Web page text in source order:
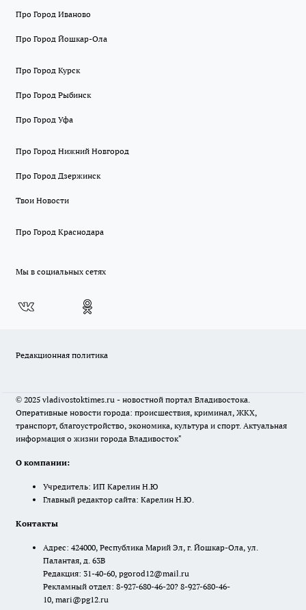
Про Город Иваново
Про Город Йошкар-Ола
Про Город Курск
Про Город Рыбинск
Про Город Уфа
Про Город Нижний Новгород
Про Город Дзержинск
Твои Новости
Про Город Краснодара
Мы в социальных сетях
Редакционная политика
© 2025 vladivostoktimes.ru - новостной портал Владивостока.
Оперативные новости города: происшествия, криминал, ЖКХ,
транспорт, благоустройство, экономика, культура и спорт. Актуальная
информация о жизни города Владивосток"
О компании:
Учредитель: ИП Карелин Н.Ю
Главный редактор сайта: Карелин Н.Ю.
Контакты
Адрес: 424000, Республика Марий Эл, г. Йошкар-Ола, ул.
Палантая, д. 63В
Редакция: 31-40-60, pgorod12@mail.ru
Рекламный отдел: 8-927-680-46-20? 8-927-680-46-
10, mari@pg12.ru